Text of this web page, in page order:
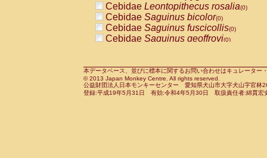
CercopithecidaeCercocebus
CercopithecidaeCercocebus
CercopithecidaeCercocebus
CercopithecidaeCercocebushybrid
CercopithecidaePapio anubis(0)
CercopithecidaePapio cynocephalus
CercopithecidaePapio hamadryas(0)
Cebidae Leontopithecus rosalia(0)
Cebidae Saguinus bicolor(0)
Cebidae Saguinus fuscicollis(0)
Cebidae Saguinus geoffroyi(0)
CebidaeSaguinus leucopus(0)
CebidaeSaguinus midas(0)
Cebidae Saguinus mystax(0)
本データベース、並びに標本に関するお問い合わせはキュレータ
© 2013 Japan Monkey Centre. All rights reserved.
公益財団法人日本モンキーセンター 愛知県犬山市大字犬山字官
登録:平成19年5月31日 有効:令和4年5月30日 取扱責任者:綿貫宏